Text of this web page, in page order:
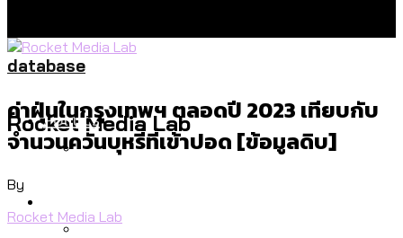
Rocket Media Lab
Politics
จราจรฯ เพิ่ม 150% มีเพียง 5 เขตที่งบเพิ่ม
database
ค่าฝุ่นในกรุงเทพฯ ตลอดปี 2023 เทียบกับ
จำนวนควันบุหรี่ที่เข้าปอด [ข้อมูลดิบ]
By
Rocket Media Lab